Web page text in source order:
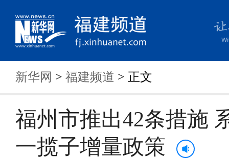
新华网 > 福建频道 > 正文
福州市推出42条措施
一揽子增量政策